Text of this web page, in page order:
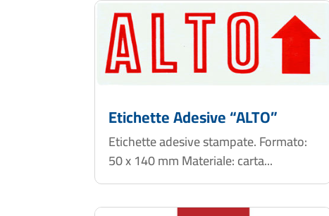
Etichette Adesive “ALTO”
Etichette adesive stampate. Formato:
50 x 140 mm Materiale: carta...